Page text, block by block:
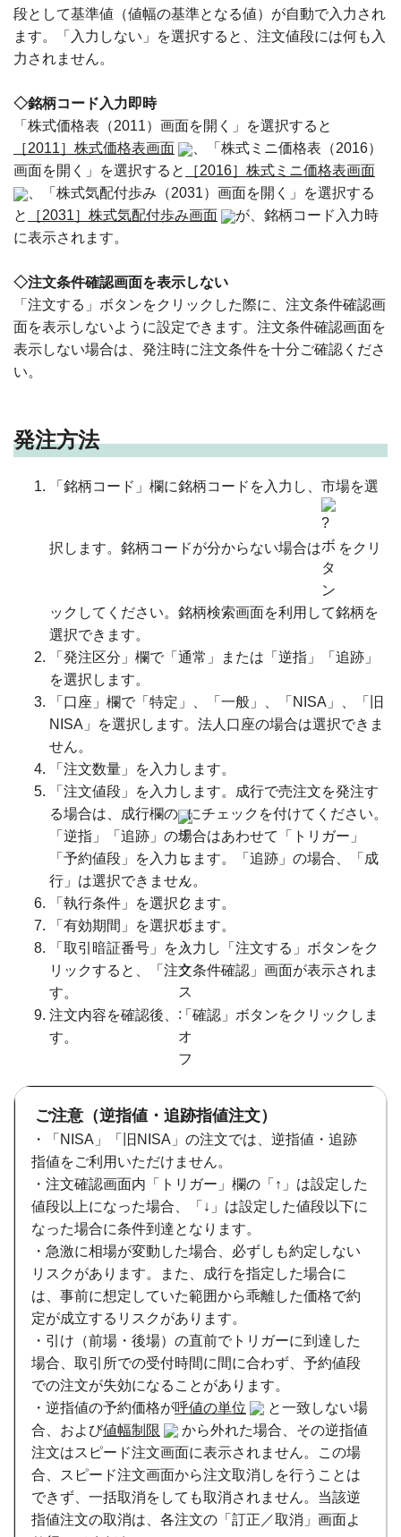
段として基準値（値幅の基準となる値）が自動で入力され
ます。「入力しない」を選択すると、注文値段には何も入
力されません。
◇銘柄コード入力即時
「株式価格表（2011）画面を開く」を選択すると
［2011］株式価格表画面
、「株式ミニ価格表（2016）
画面を開く」を選択すると
［2016］株式ミニ価格表画面
、「株式気配付歩み（2031）画面を開く」を選択する
と
［2031］株式気配付歩み画面
が、銘柄コード入力時
に表示されます。
◇注文条件確認画面を表示しない
「注文する」ボタンをクリックした際に、注文条件確認画
面を表示しないように設定できます。注文条件確認画面を
表示しない場合は、発注時に注文条件を十分ご確認くださ
い。
発注方法
「銘柄コード」欄に銘柄コードを入力し、市場を選
択します。銘柄コードが分からない場合は をクリ
ックしてください。銘柄検索画面を利用して銘柄を
選択できます。
「発注区分」欄で「通常」または「逆指」「追跡」
を選択します。
「口座」欄で「特定」、「一般」、「NISA」、「旧
NISA」を選択します。法人口座の場合は選択できま
せん。
「注文数量」を入力します。
「注文値段」を入力します。成行で売注文を発注す
る場合は、成行欄の にチェックを付けてください。
「逆指」「追跡」の場合はあわせて「トリガー」
「予約値段」を入力します。「追跡」の場合、「成
行」は選択できません。
「執行条件」を選択します。
「有効期間」を選択します。
「取引暗証番号」を入力し「注文する」ボタンをク
リックすると、「注文条件確認」画面が表示されま
す。
注文内容を確認後、「確認」ボタンをクリックしま
す。
ご注意（逆指値・追跡指値注文）
・「NISA」「旧NISA」の注文では、逆指値・追跡
指値をご利用いただけません。
・注文確認画面内「トリガー」欄の「↑」は設定した
値段以上になった場合、「↓」は設定した値段以下に
なった場合に条件到達となります。
・急激に相場が変動した場合、必ずしも約定しない
リスクがあります。また、成行を指定した場合に
は、事前に想定していた範囲から乖離した価格で約
定が成立するリスクがあります。
・引け（前場・後場）の直前でトリガーに到達した
場合、取引所での受付時間に間に合わず、予約値段
での注文が失効になることがあります。
・逆指値の予約価格が呼値の単位
と一致しない場
合、および値幅制限
から外れた場合、その逆指値
注文はスピード注文画面に表示されません。この場
合、スピード注文画面から注文取消しを行うことは
できず、一括取消をしても取消されません。当該逆
指値注文の取消は、各注文の「訂正／取消」画面よ